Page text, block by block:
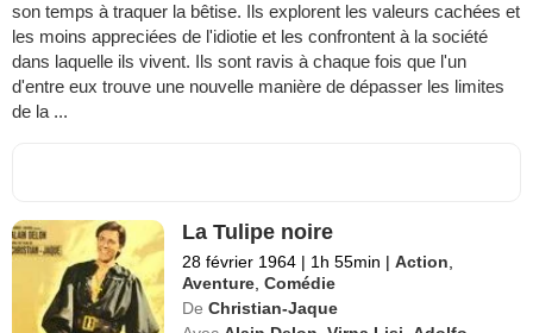
son temps à traquer la bêtise. Ils explorent les valeurs cachées et
les moins appreciées de l'idiotie et les confrontent à la société
dans laquelle ils vivent. Ils sont ravis à chaque fois que l'un
d'entre eux trouve une nouvelle manière de dépasser les limites
de la ...
La Tulipe noire
28 février 1964 | 1h 55min | Action
Aventure ,Comédie
De Christian-Jaque